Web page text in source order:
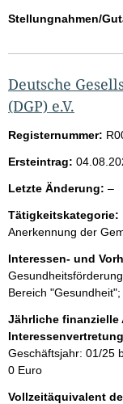
Stellungnahmen/
Deutsche
(DGP) e.V.
Registernummer:
Ersteintrag:
Letzte Änderung: –l
e
r
Tätigkeitskategorie:
Anerkennung der
Interessen- und
Bereich
Jährliche finanzielle
Geschäftsjahr: 01/25
0 Euro
Vollzeitäquivalent